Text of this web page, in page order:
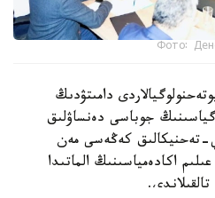
Фото:
دامىتۋدىڭ
جوباسى دەنساۋلىق
تەحنيكالىق كەڭەسى مەن
اكادەمياسىنىڭ الماتىدا